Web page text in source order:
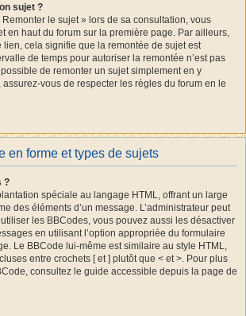
sujet ?
le sujet » lors de sa consultation, vous
en haut du forum sur la première page. Par ailleurs,
lien, cela signifie que la remontée de sujet est
de temps pour autoriser la remontée n’est pas
de remonter un sujet simplement en y
vous de respecter les règles du forum en le
en forme et types de sujets
?
spéciale au langage HTML, offrant un large
des éléments d’un message. L’administrateur peut
les BBCodes, vous pouvez aussi les désactiver
en utilisant l’option appropriée du formulaire
Le BBCode lui-même est similaire au style HTML,
entre crochets [ et ] plutôt que < et >. Pour plus
consultez le guide accessible depuis la page de